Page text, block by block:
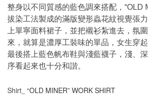
整身以不同質感的藍色調來搭配， “OLD
拔染工法製成的滿版變形蟲花紋視覺張
上單寧面料裙子，並把襯衫紮進去，氛
來，就算是濃厚工裝味的單品，女生穿起
最後搭上藍色帆布鞋與淺藍襪子，淺、
序看起來也十分和諧。
Shirt “OLD MINER” WORK SHIRT